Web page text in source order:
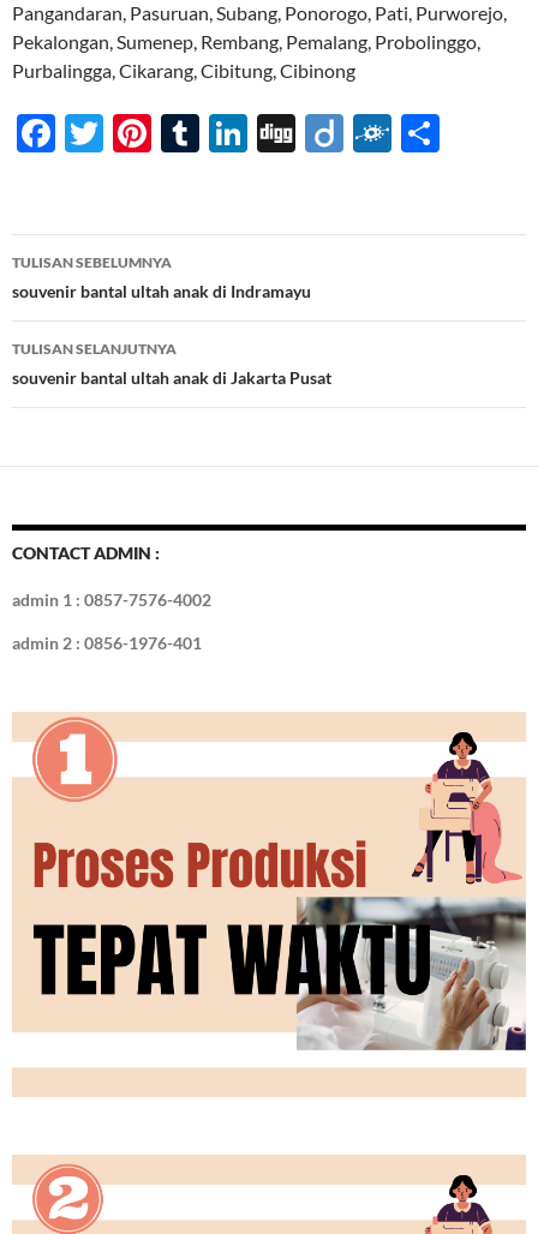
Pangandaran, Pasuruan, Subang, Ponorogo, Pati, Purworejo,
Pekalongan, Sumenep, Rembang, Pemalang, Probolinggo,
Purbalingga, Cikarang, Cibitung, Cibinong
F
b
o
o
k
T
er
Pi
es
t
T
bl
r
Li
e
dI
n
Di Di F
d e
Navigasi
Tulisan
TULISAN SEBELUMNYA
souvenir bantal ultah anak di Indramayu
TULISAN SELANJUTNYA
souvenir bantal ultah anak di Jakarta Pusat
CONTACT ADMIN :
admin 1 : 0857-7576-4002
admin 2 : 0856-1976-401